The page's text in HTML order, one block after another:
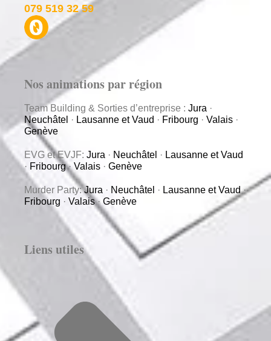
079 519 32 59
Nos animations par région
Team Building & Sorties d’entreprise : Jura ·
Neuchâtel · Lausanne et Vaud · Fribourg · Valais ·
Genève
EVG et EVJF: Jura · Neuchâtel · Lausanne et Vaud
· Fribourg·Valais · Genève
Murder Party:Jura · Neuchâtel · Lausanne et Vaud·
Fribourg · Valais·Genève
Liens utiles